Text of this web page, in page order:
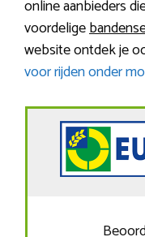
online aanbieders
voordelige
website ontdek je
voor rijden onder